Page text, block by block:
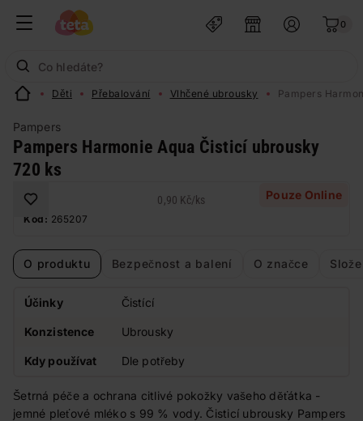
0
Děti Přebalování Vlhčené ubrousky Pampers
Pampers
Pampers Harmonie Aqua Čisticí ubrousky
720 ks
Pouze Online
0,90 Kč/ks
Kód: 265207
O produktu Bezpečnost a balení O značce
Účinky Čistící
Konzistence Ubrousky
Kdy používat Dle potřeby
Šetrná péče a ochrana citlivé pokožky vašeho děťátka -
jemné pleťové mléko s 99 % vody. Čisticí ubrousky Pampers